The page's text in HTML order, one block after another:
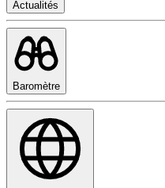
Actualités
Baromètre